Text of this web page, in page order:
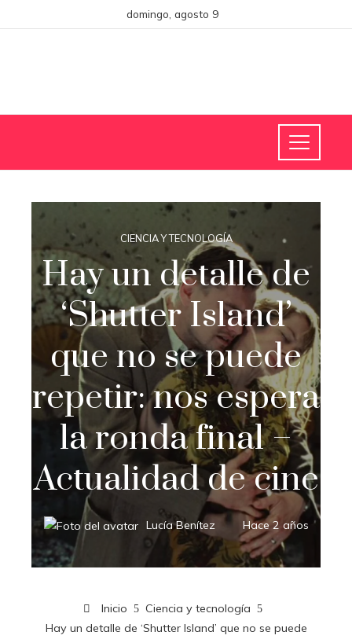
domingo, agosto 9
CIENCIA Y TECNOLOGÍA
Hay un detalle de
‘Shutter Island’
que no se puede
repetir: nos espera
la ronda final –
Actualidad de cine
Lucía Benítez Hace 2 años
Inicio
Ciencia y tecnología
Hay un detalle de ‘Shutter Island’ que no se puede